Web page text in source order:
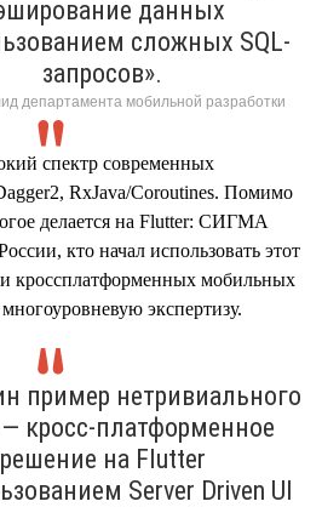
данных
сложных SQL-
запросов».
департамента мобильной разработки
спектр современных
RxJava/Coroutines. Помимо
делается на Flutter: СИГМА
кто начал использовать этот
кроссплатформенных мобильных
экспертизу.
пример нетривиального
кросс-платформенное
решение на Flutter
Server Driven UI